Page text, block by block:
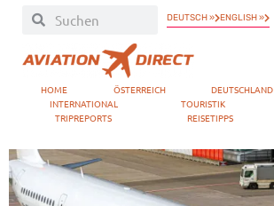
DEUTSCH » ENGLISH »
HOME ÖSTERREICH DEUTSCHLAND
INTERNATIONAL
TOURISTIK
TRIPREPORTS
REISETIPPS